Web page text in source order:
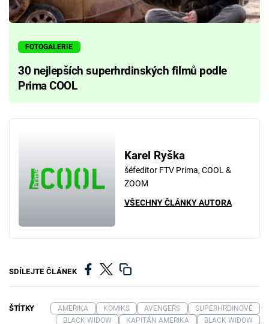
FOTOGALERIE
30 nejlepších superhrdinských filmů podle
Prima COOL
Karel Ryška
šéfeditor FTV Prima, COOL &
ZOOM
VŠECHNY ČLÁNKY AUTORA
SDÍLEJTE ČLÁNEK
ŠTÍTKY AMERIKA KOMIKS AVENGERS
SUPERHRDINOVÉ
BLACK WIDOW
KAPITÁN AMERIKA BLACK WIDOW